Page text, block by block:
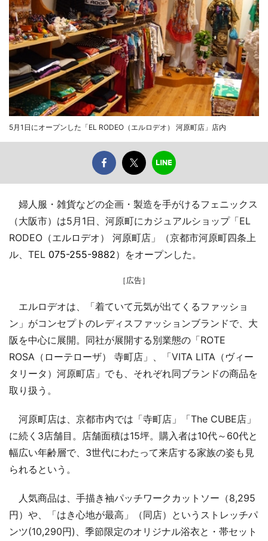
5月1日にオープンした「EL RODEO（エルロデオ） 河原町店」店内
婦人服・雑貨などの企画・製造を手がけるフェニックス
（大阪市）は5月1日、河原町にカジュアルショップ「EL
RODEO（エルロデオ） 河原町店」（京都市河原町四条上
ル、TEL 075-255-9882）をオープンした。
［広告］
エルロデオは、「着ていて元気が出てくるファッショ
ン」がコンセプトのレディスファッションブランドで、大
阪を中心に展開。同社が展開する別業態の「ROTE
ROSA（ローテローザ） 寺町店」、「VITA LITA（ヴィー
タリータ）河原町店」でも、それぞれ同ブランドの商品を
取り扱う。
河原町店は、京都市内では「寺町店」「The CUBE店」
に続く3店舗目。店舗面積は15坪。購入者は10代～60代と
幅広い年齢層で、3世代にわたって来店する家族の姿も見
られるという。
人気商品は、手描き袖パッチワークカットソー（8,295
円）や、「はき心地が最高」（同店）というストレッチパ
ンツ(10,290円)、季節限定のオリジナル浴衣と・帯セット